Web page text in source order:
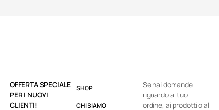
OFFERTA SPECIALE
PER I NUOVI
CLIENTI!
SHOP
CHI SIAMO
Se hai domande
riguardo al tuo
ordine, ai prodotti o al